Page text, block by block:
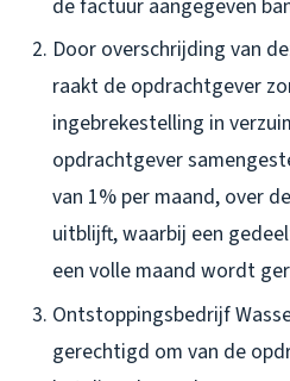
de factuur aangegeven
Door overschrijding van
raakt de opdrachtgever
ingebrekestelling in
opdrachtgever
van 1% per maand, over
uitblijft, waarbij een
een volle maand wordt
Ontstoppingsbedrijf
gerechtigd om van de